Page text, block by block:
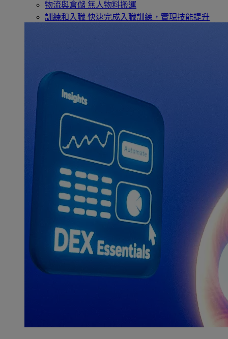
物流與倉儲 無人物料搬運
訓練和入職 快速完成入職訓練，實現技能提升